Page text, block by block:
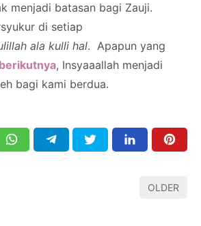
menjadi batasan bagi Zauji.
di setiap
ala kulli hal. Apapun yang
, Insyaaallah menjadi
bagi kami berdua.
OLDER